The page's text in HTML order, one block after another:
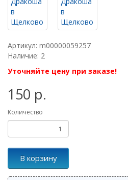
Артикул: m00000059257
Наличие: 2
Уточняйте цену при заказе!
150 р.
Количество
В корзину